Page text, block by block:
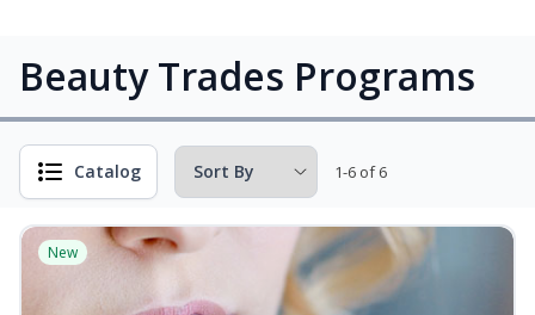
Beauty Trades Programs
Catalog 1-6 of 6
New